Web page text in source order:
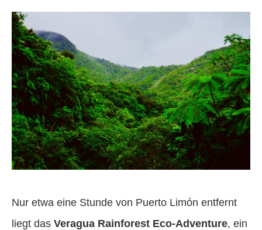
Nur etwa eine Stunde von Puerto Limón entfernt
liegt das Veragua Rainforest Eco-Adventure, ein